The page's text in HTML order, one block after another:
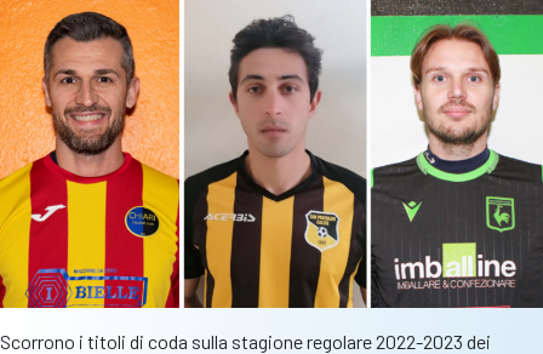
sogno
di
vincere
con
mio
Maclodio”
Scorrono i titoli di coda sulla stagione regolare 2022-2023 dei